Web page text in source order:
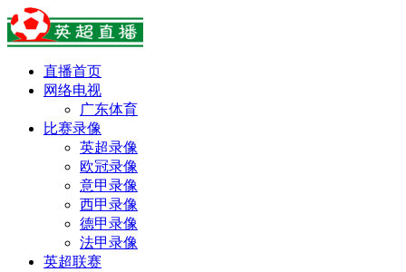
直播首页
网络电视
广东体育
比赛录像
英超录像
欧冠录像
意甲录像
西甲录像
德甲录像
法甲录像
英超联赛